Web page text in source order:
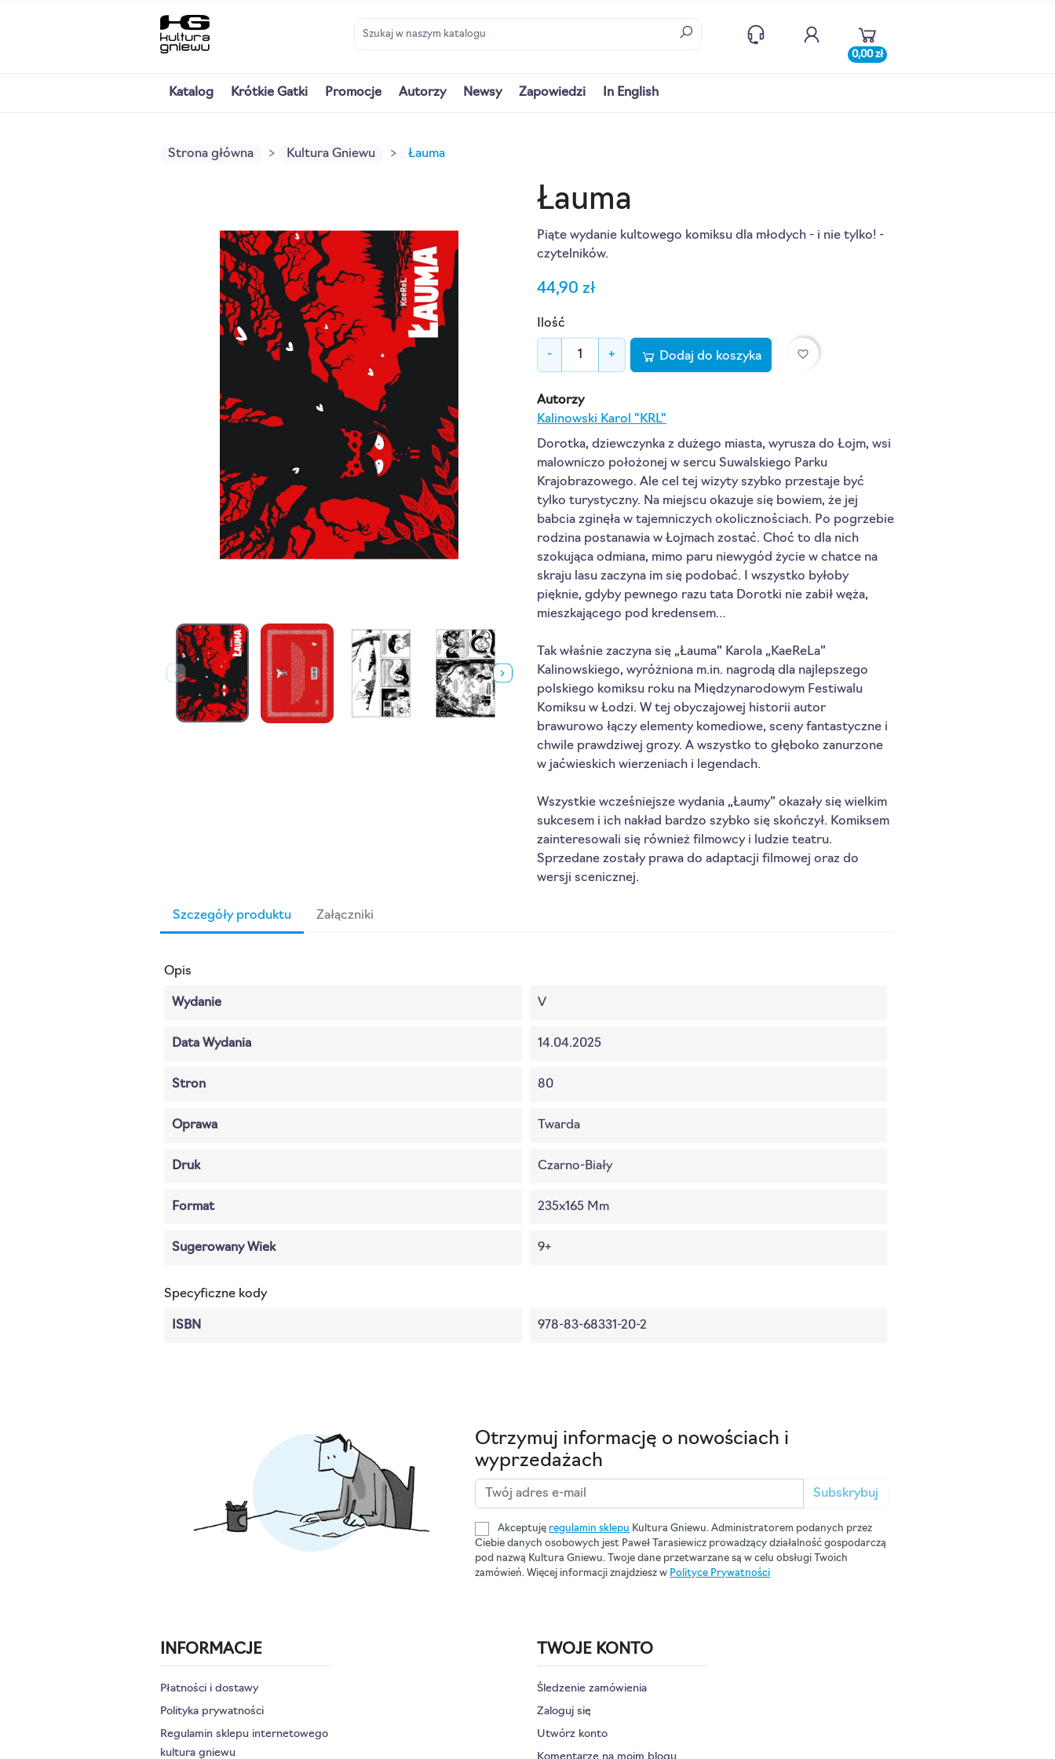
0,00 zł
Katalog Krótkie Gatki Promocje Autorzy Newsy Zapowiedzi In English
Strona główna Kultura Gniewu Łauma
Łauma
Piąte wydanie kultowego komiksu dla młodych - i nie tylko! -
czytelników.
44,90 zł
Ilość
- + Dodaj do koszyka favorite_border
Autorzy
Kalinowski Karol "KRL"
Dorotka, dziewczynka z dużego miasta, wyrusza do Łojm, wsi
malowniczo położonej w sercu Suwalskiego Parku
Krajobrazowego. Ale cel tej wizyty szybko przestaje być
tylko turystyczny. Na miejscu okazuje się bowiem, że jej
babcia zginęła w tajemniczych okolicznościach. Po pogrzebie
rodzina postanawia w Łojmach zostać. Choć to dla nich
szokująca odmiana, mimo paru niewygód życie w chatce na
skraju lasu zaczyna im się podobać. I wszystko byłoby
pięknie, gdyby pewnego razu tata Dorotki nie zabił węża,
mieszkającego pod kredensem…
Tak właśnie zaczyna się „Łauma” Karola „KaeReLa”
Kalinowskiego, wyróżniona m.in. nagrodą dla najlepszego
polskiego komiksu roku na Międzynarodowym Festiwalu
Komiksu w Łodzi. W tej obyczajowej historii autor
brawurowo łączy elementy komediowe, sceny fantastyczne i
chwile prawdziwej grozy. A wszystko to głęboko zanurzone
w jaćwieskich wierzeniach i legendach.
Wszystkie wcześniejsze wydania „Łaumy” okazały się wielkim
sukcesem i ich nakład bardzo szybko się skończył. Komiksem
zainteresowali się również filmowcy i ludzie teatru.
Sprzedane zostały prawa do adaptacji filmowej oraz do
wersji scenicznej.
Szczegóły produktu Załączniki
Opis
Wydanie V
Data Wydania 14.04.2025
Stron 80
Oprawa Twarda
Druk Czarno-Biały
Format 235x165 Mm
Sugerowany Wiek 9+
Specyficzne kody
ISBN 978-83-68331-20-2
Otrzymuj informację o nowościach i
wyprzedażach
Subskrybuj
Akceptuję regulamin sklepu Kultura Gniewu. Administratorem podanych przez
Ciebie danych osobowych jest Paweł Tarasiewicz prowadzący działalność gospodarczą
pod nazwą Kultura Gniewu. Twoje dane przetwarzane są w celu obsługi Twoich
zamówień. Więcej informacji znajdziesz w Polityce Prywatności
INFORMACJE
Płatności i dostawy
Polityka prywatności
Regulamin sklepu internetowego
kultura gniewu
TWOJE KONTO
Śledzenie zamówienia
Zaloguj się
Utwórz konto